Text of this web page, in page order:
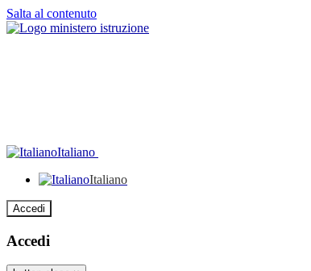
Salta al contenuto
Italiano
Italiano
Accedi
Accedi